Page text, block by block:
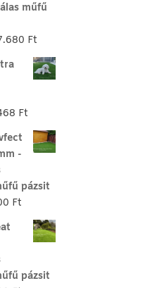
műfű
Ft
186.272 Ft
-
Ft.
Ft
price
is:
-
pázsit
Ft.
Ft
price
pázsit